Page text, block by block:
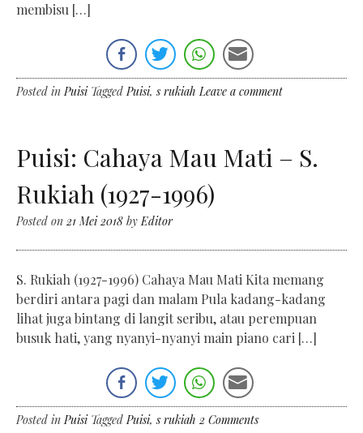
membisu […]
Posted inPuisi TaggedPuisi,s rukiah Leave a comment
Puisi: Cahaya Mau Mati – S.
Rukiah (1927-1996)
Posted on 21 Mei 2018 byEditor
S. Rukiah (1927-1996) Cahaya Mau Mati Kita memang
berdiri antara pagi dan malam Pula kadang-kadang
lihat juga bintang di langit seribu, atau perempuan
busuk hati, yang nyanyi-nyanyi main piano cari […]
Posted inPuisi TaggedPuisi,s rukiah 2 Comments